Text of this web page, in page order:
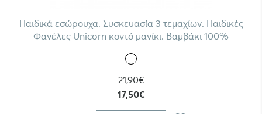
Παιδικά εσώρουχα. Συσκευασία 3 τεμαχίων. Παιδικές
Φανέλες Unicorn κοντό μανίκι. Βαμβάκι 100%
21,90€
17,50€